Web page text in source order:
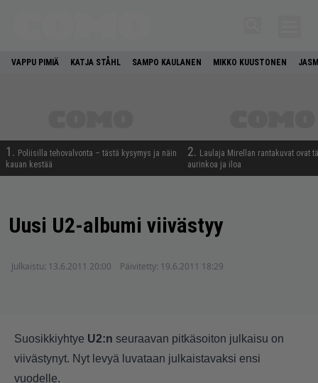
VAPPU PIMIÄ KATJA STÅHL SAMPO KAULANEN MIKKO KUUSTONEN
1. Poliisilla tehovalvonta – tästä kysymys ja näin
kauan kestää
2. Laulaja Mirellan rantakuvat ovat
aurinkoa ja iloa
Uusi U2-albumi viivästyy
Julkaistu: 13.6.2011 20:00 Päivitetty: 19.6.2011 18:29
Suosikkiyhtye U2:n seuraavan pitkäsoiton julkaisu on
viivästynyt. Nyt levyä luvataan julkaistavaksi ensi
vuodelle.